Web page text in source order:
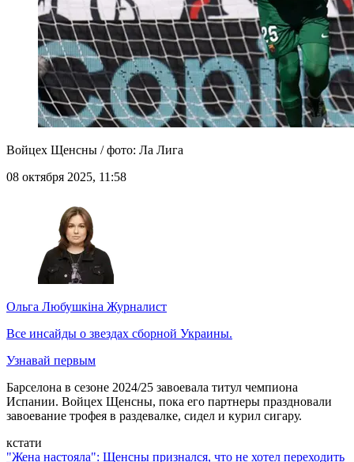
Войцех Щенсны / фото: Ла Лига
08 октября 2025, 11:58
Ольга Любушкіна Журналист
Все инсайды о звездах сборной Украины.
Узнавай первым
Барселона в сезоне 2024/25 завоевала титул чемпиона
Испании. Войцех Щенсны, пока его партнеры праздновали
завоевание трофея в раздевалке, сидел и курил сигару.
кстати
"Жена настояла": Щенсны признался, что не хотел переходить